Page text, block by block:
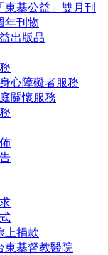
「東基公益」雙月刊
年刊物
出版品
心障礙者服務
關懷服務
上捐款
東基督教醫院